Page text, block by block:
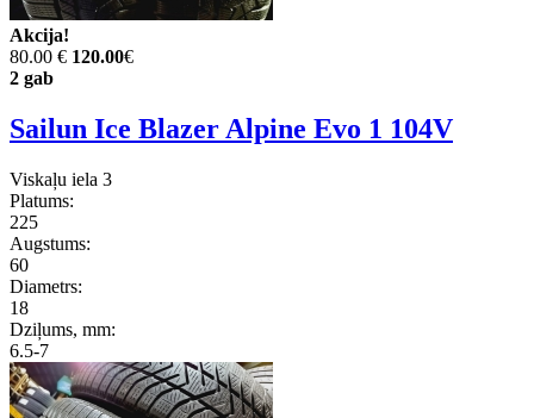
Akcija!
80.00 € 120.00€
2 gab
Sailun Ice Blazer Alpine Evo 1 104V
Viskaļu iela 3
Platums:
225
Augstums:
60
Diametrs:
18
Dziļums, mm:
6.5-7